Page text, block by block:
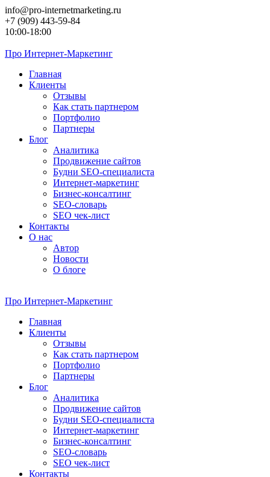
Перейти
к
контенту
info@pro-internetmarketing.ru
+7 (909) 443-59-84
10:00-18:00
Про Интернет-Маркетинг
Главная
Клиенты
Отзывы
Как стать партнером
Портфолио
Партнеры
Блог
Аналитика
Продвижение сайтов
Будни SEO-специалиста
Интернет-маркетинг
Бизнес-консалтинг
SEO-словарь
SEO чек-лист
Контакты
О нас
Автор
Новости
О блоге
Про Интернет-Маркетинг
Главная
Клиенты
Отзывы
Как стать партнером
Портфолио
Партнеры
Блог
Аналитика
Продвижение сайтов
Будни SEO-специалиста
Интернет-маркетинг
Бизнес-консалтинг
SEO-словарь
SEO чек-лист
Контакты